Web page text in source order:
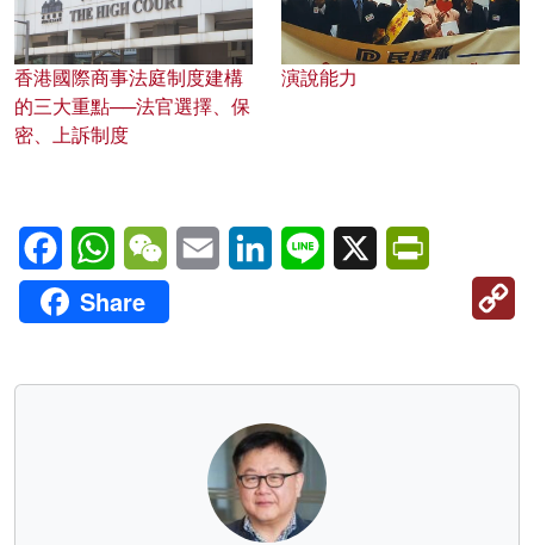
香港國際商事法庭制度建構
的三大重點──法官選擇、保
密、上訴制度
演說能力
FacebookWhatsAppWeChatEmail LinkedInLine X
Share